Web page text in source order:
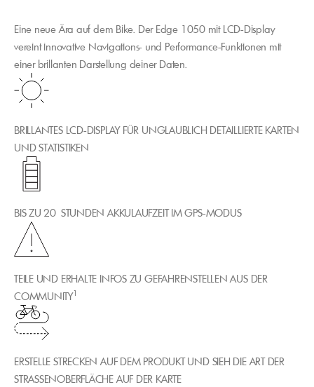
Eine neue Ära auf dem Bike. Der Edge 1050 mit LCD-Display
vereint innovative Navigations- und Performance-Funktionen mit
einer brillanten Darstellung deiner Daten.
BRILLANTES LCD-DISPLAY FÜR UNGLAUBLICH DETAILLIERTE KARTEN
UND STATISTIKEN
BIS ZU 20 STUNDEN AKKULAUFZEIT IM GPS-MODUS
TEILE UND ERHALTE INFOS ZU GEFAHRENSTELLEN AUS DER
COMMUNITY1
ERSTELLE STRECKEN AUF DEM PRODUKT UND SIEH DIE ART DER
STRASSENOBERFLÄCHE AUF DER KARTE